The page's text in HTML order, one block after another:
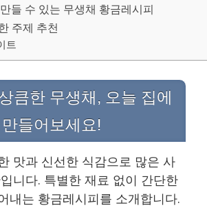
들 수 있는 무생채 황금레시피
주제 추천
트
큼한 무생채, 오늘 집에
들어보세요!
맛과 신선한 식감으로 많은 사
니다. 특별한 재료 없이 간단한
내는 황금레시피를 소개합니다.